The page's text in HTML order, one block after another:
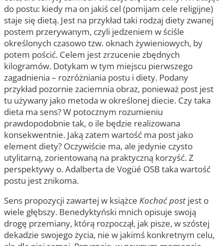
do postu: kiedy ma on jakiś cel (pomijam cele religijne)
staje się dietą. Jest na przykład taki rodzaj diety zwanej
postem przerywanym, czyli jedzeniem w ściśle
określonych czasowo tzw. oknach żywieniowych, by
potem pościć. Celem jest zrzucenie zbędnych
kilogramów. Dotykam w tym miejscu pierwszego
zagadnienia – rozróżniania postu i diety. Podany
przykład pozornie zaciemnia obraz, ponieważ post jest
tu używany jako metoda w określonej diecie. Czy taka
dieta ma sens? W potocznym rozumieniu
prawdopodobnie tak, o ile będzie realizowana
konsekwentnie. Jaką zatem wartość ma post jako
element diety? Oczywiście ma, ale jedynie czysto
utylitarną, zorientowaną na praktyczną korzyść. Z
perspektywy o. Adalberta de Vogüé OSB taka wartość
postu jest znikoma.
Sens propozycji zawartej w książce Kochać post jest o
wiele głębszy. Benedyktyński mnich opisuje swoją
drogę przemiany, którą rozpoczął, jak pisze, w szóstej
dekadzie swojego życia, nie w jakimś konkretnym celu,